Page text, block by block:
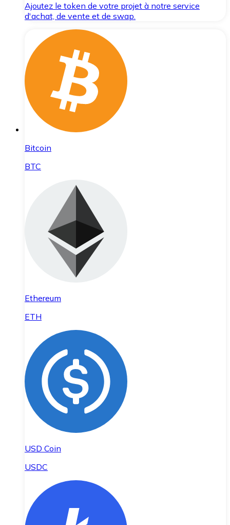
Ajoutez le token de votre projet à notre service
d'achat, de vente et de swap.
Bitcoin
BTC
Ethereum
ETH
USD Coin
USDC